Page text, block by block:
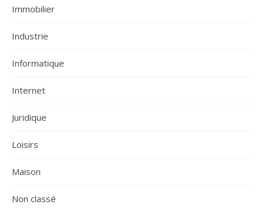
Immobilier
Industrie
Informatique
Internet
Juridique
Loisirs
Maison
Non classé